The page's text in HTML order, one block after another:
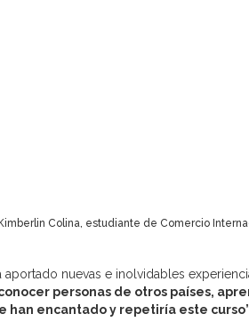
Kimberlin Colina, estudiante de Comercio
nuevas e inolvidables
personas de otros países,
han encantado y repetiría este